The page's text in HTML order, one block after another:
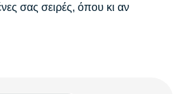
σας σειρές, όπου κι αν